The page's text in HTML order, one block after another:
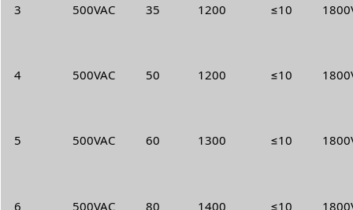
3 500VAC 35 1200 ≤10
4 500VAC 50 1200 ≤10
5 500VAC 60 1300 ≤10
6 500VAC 80 1400 ≤10